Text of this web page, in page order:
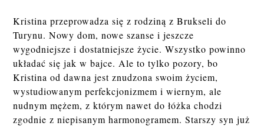
Kristina przeprowadza się z rodziną z Brukseli do
Turynu. Nowy dom, nowe szanse i jeszcze
wygodniejsze i dostatniejsze życie. Wszystko powinno
układać się jak w bajce. Ale to tylko pozory, bo
Kristina od dawna jest znudzona swoim życiem,
wystudiowanym perfekcjonizmem i wiernym, ale
nudnym mężem, z którym nawet do łóżka chodzi
zgodnie z niepisanym harmonogramem. Starszy syn już